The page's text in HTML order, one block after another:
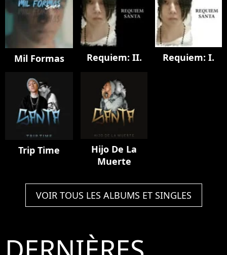
Mil Formas Requiem: II. Requiem: I.
Trip Time
Hijo De La
Muerte
VOIR TOUS LES ALBUMS ET SINGLES